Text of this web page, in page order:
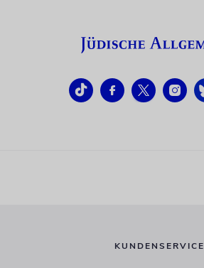
KUNDENSERVICE